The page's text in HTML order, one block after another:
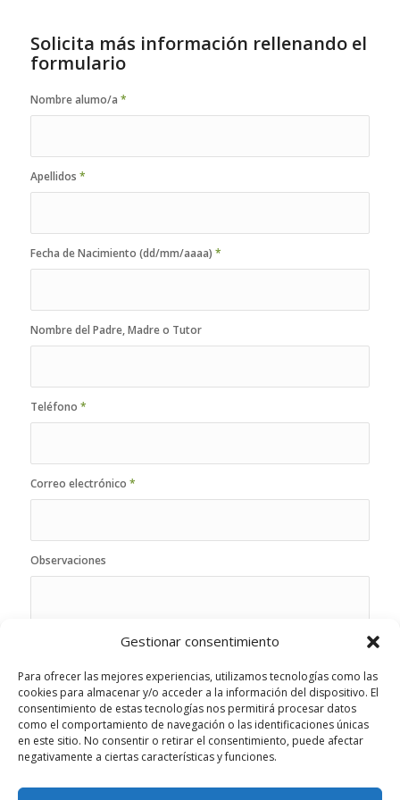
Gestionar consentimiento
Para ofrecer las mejores experiencias, utilizamos tecnologías como las
cookies para almacenar y/o acceder a la información del dispositivo. El
consentimiento de estas tecnologías nos permitirá procesar datos
como el comportamiento de navegación o las identificaciones únicas
en este sitio. No consentir o retirar el consentimiento, puede afectar
negativamente a ciertas características y funciones.
Solicita más información rellenando el
formulario
Nombre alumo/a *
Apellidos *
Fecha de Nacimiento (dd/mm/aaaa) *
Nombre del Padre, Madre o Tutor
Teléfono *
Correo electrónico *
Observaciones